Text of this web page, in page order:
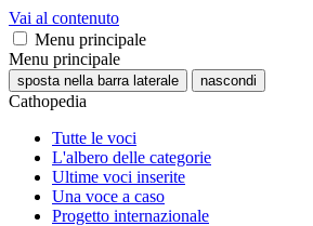
Vai al contenuto
Menu principale
Menu principale
sposta nella barra laterale nascondi
Cathopedia
Tutte le voci
L'albero delle categorie
Ultime voci inserite
Una voce a caso
Progetto internazionale